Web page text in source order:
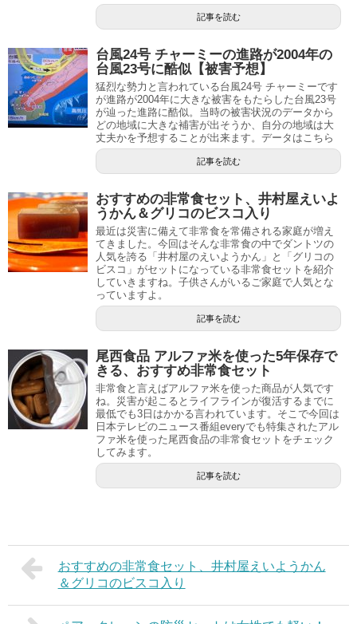
記事を読む
台風24号 チャーミーの進路が2004年の
台風23号に酷似【被害予想】
猛烈な勢力と言われている台風24号 チャーミーです
が進路が2004年に大きな被害をもたらした台風23号
が辿った進路に酷似。当時の被害状況のデータから
どの地域に大きな補害が出そうか、自分の地域は大
丈夫かを予想することが出来ます。データはこちら
記事を読む
おすすめの非常食セット、井村屋えいよ
うかん＆グリコのビスコ入り
最近は災害に備えて非常食を常備される家庭が増え
てきました。今回はそんな非常食の中でダントツの
人気を誇る「井村屋のえいようかん」と「グリコの
ビスコ」がセットになっている非常食セットを紹介
していきますね。子供さんがいるご家庭で人気とな
っていますよ。
記事を読む
尾西食品 アルファ米を使った5年保存で
きる、おすすめ非常食セット
非常食と言えばアルファ米を使った商品が人気です
ね。災害が起こるとライフラインが復活するまでに
最低でも3日はかかる言われています。そこで今回は
日本テレビのニュース番組everyでも特集されたアル
ファ米を使った尾西食品の非常食セットをチェック
してみます。
記事を読む
おすすめの非常食セット、井村屋えいようかん
＆グリコのビスコ入り